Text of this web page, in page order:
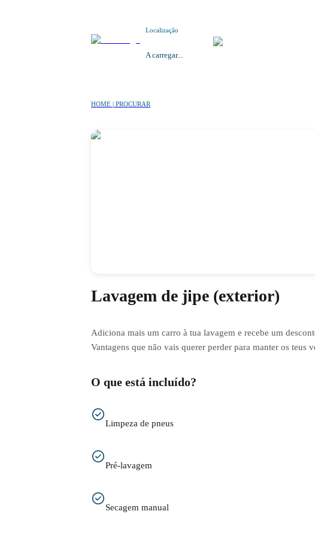
Localização
A carregar...
HOME | PROCURAR
Lavagem de jipe (exterior)
Adiciona mais um carro à tua lavagem e recebe um
Vantagens que não vais querer perder para manter os teus
O que está incluído?
Limpeza de pneus
Pré-lavagem
Secagem manual